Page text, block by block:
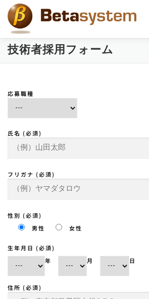
技術者採用フォーム
応募職種
氏名 (必須)
フリガナ (必須)
性別 (必須)
男性
女性
生年月日 (必須)
年
月 日
住所 (必須)